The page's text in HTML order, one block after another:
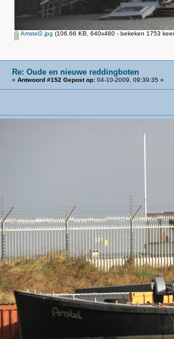
Amstel2.jpg (106.66 KB, 640x480 - bekeken 1753
Re: Oude en nieuwe reddingboten
« Antwoord #152 Gepost op: 04-10-2009, 09:39:35 »